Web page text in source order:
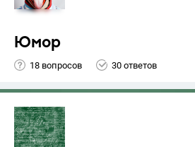
Юмор
18 вопросов 30 ответов